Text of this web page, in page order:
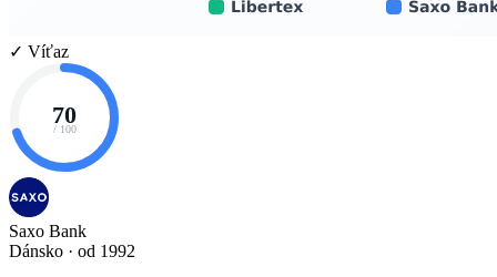
✓ Víťaz
70
/ 100
Saxo Bank
Dánsko · od 1992